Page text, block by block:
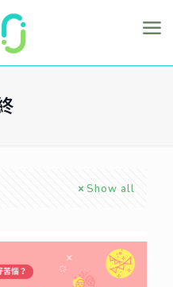
Show all